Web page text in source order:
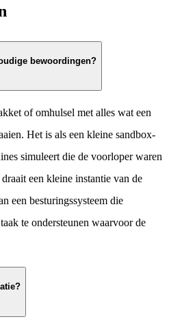
bewoordingen?
of omhulsel met alles wat een
Het is als een kleine sandbox-
simuleert die de voorloper waren
een kleine instantie van de
een besturingssysteem die
te ondersteunen waarvoor de